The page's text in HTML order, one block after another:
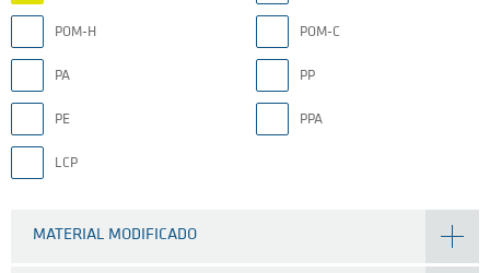
POM-H POM-C
PA PP
PE PPA
LCP
MATERIAL MODIFICADO